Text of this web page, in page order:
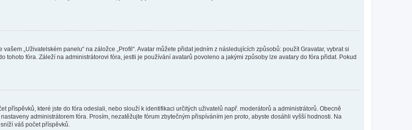
„Uživatelském panelu“ na záložce „Profil“. Avatar můžete přidat jedním z následujících způsobů: použít Gravatar, vybrat si
tohoto fóra. Záleží na administrátorovi fóra, jestli je používání avatarů povoleno a jakými způsoby lze avatary do fóra přidat. Pokud
příspěvků, které jste do fóra odeslali, nebo slouží k identifikaci určitých uživatelů např. moderátorů a administrátorů. Obecně
administrátorem fóra. Prosím, nezatěžujte fórum zbytečným přispíváním jen proto, abyste dosáhli vyšší hodnosti. Na
váš počet příspěvků.